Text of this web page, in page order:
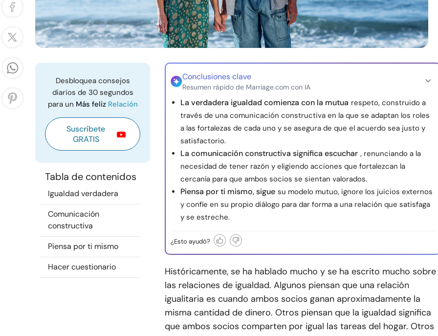
Desbloquea consejos
diarios de 30 segundos
para un Más feliz Relación
Suscríbete
GRATIS
Tabla de contenidos
Igualdad verdadera
Comunicación
constructiva
Piensa por ti mismo
Hacer cuestionario
Conclusiones clave
Resumen rápido de Marriage.com con IA
La verdadera igualdad comienza con la mutua respeto, construido a
través de una comunicación constructiva en la que se adaptan los roles
a las fortalezas de cada uno y se asegura de que el acuerdo sea justo y
satisfactorio.
La comunicación constructiva significa escuchar , renunciando a la
necesidad de tener razón y eligiendo acciones que fortalezcan la
cercanía para que ambos socios se sientan valorados.
Piensa por ti mismo, sigue su modelo mutuo, ignore los juicios externos
y confíe en su propio diálogo para dar forma a una relación que satisfaga
y se estreche.
¿Esto ayudó?
Históricamente, se ha hablado mucho y se ha escrito mucho sobre
las relaciones de igualdad. Algunos piensan que una relación
igualitaria es cuando ambos socios ganan aproximadamente la
misma cantidad de dinero. Otros piensan que la igualdad significa
que ambos socios comparten por igual las tareas del hogar. Otros